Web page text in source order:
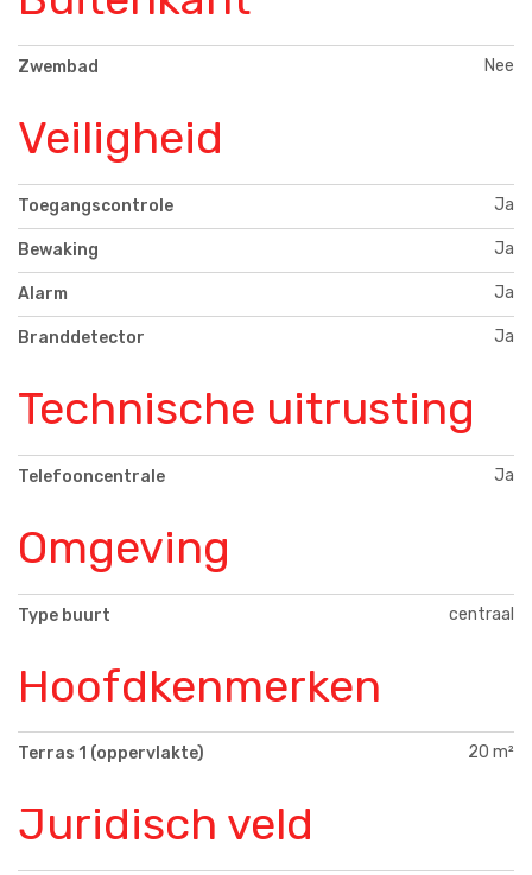
Zwembad Nee
Veiligheid
Toegangscontrole Ja
Bewaking Ja
Alarm Ja
Branddetector Ja
Technische uitrusting
Telefooncentrale Ja
Omgeving
Type buurt centraal
Hoofdkenmerken
Terras 1 (oppervlakte) 20 m²
Juridisch veld